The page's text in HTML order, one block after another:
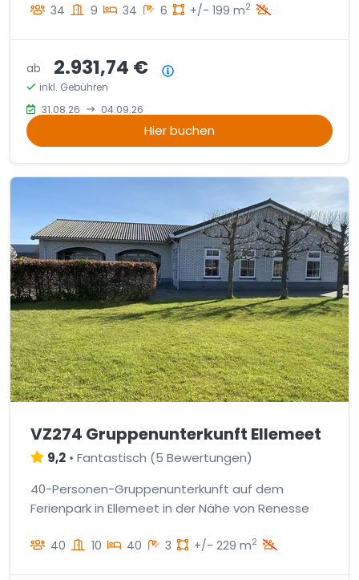
34 9 34 6 +/- 199 m2
ab 2.931,74 €
inkl. Gebühren
31.08.26
04.09.26
Hier buchen
VZ274 Gruppenunterkunft Ellemeet
9,2 • Fantastisch (5 Bewertungen)
40-Personen-Gruppenunterkunft auf dem
Ferienpark in Ellemeet in der Nähe von Renesse
40 10 40 3 +/- 229 m2